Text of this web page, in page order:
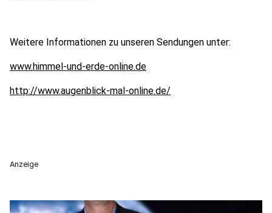
Weitere Informationen zu unseren Sendungen unter:
www.himmel-und-erde-online.de
http://www.augenblick-mal-online.de/
Anzeige